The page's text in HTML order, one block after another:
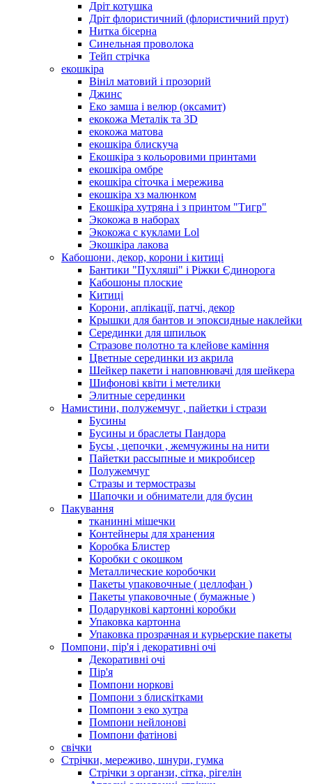
Дріт котушка
Дріт флористичний (флористичний прут)
Нитка бісерна
Синельная проволока
Тейп стрічка
екошкіра
Вініл матовий і прозорий
Джинс
Еко замша і велюр (оксамит)
екокожа Металік та 3D
екокожа матова
екошкіра блискуча
Екошкіра з кольоровими принтами
екошкіра омбре
екошкіра сіточка і мережива
екошкіра хз малюнком
Екошкіра хутряна і з принтом "Тигр"
Экокожа в наборах
Экокожа с куклами Lol
Экошкiра лакова
Кабошони, декор, корони і китиці
Бантики "Пухляші" і Ріжки Єдинорога
Кабошоны плоские
Китиці
Корони, аплікації, патчі, декор
Крышки для бантов и эпоксидные наклейки
Серединки для шпильок
Стразове полотно та клейове каміння
Цветные серединки из акрила
Шейкер пакети і наповнювачі для шейкера
Шифонові квіти і метелики
Элитные серединки
Намистини, полужемчуг , пайетки і стрази
Бусины
Бусины и браслеты Пандора
Бусы , цепочки , жемчужины на нити
Пайетки рассыпные и микробисер
Полужемчуг
Стразы и термостразы
Шапочки и обниматели для бусин
Пакування
тканинні мішечки
Контейнеры для хранения
Коробка Блистер
Коробки с окошком
Металлические коробочки
Пакеты упаковочные ( целлофан )
Пакеты упаковочные ( бумажные )
Подарункові картонні коробки
Упаковка картонна
Упаковка прозрачная и курьерские пакеты
Помпони, пір'я і декоративні очі
Декоративні очі
Пір'я
Помпони норкові
Помпони з блискітками
Помпони з еко хутра
Помпони нейлонові
Помпони фатінові
свічки
Стрічки, мереживо, шнури, гумка
Стрічки з органзи, сітка, рігелін